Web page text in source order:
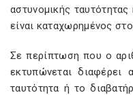
αστυνομικής
είναι καταχωρημένος
Σε περίπτωση που ο
εκτυπώνεται διαφέρει
ταυτότητα ή το